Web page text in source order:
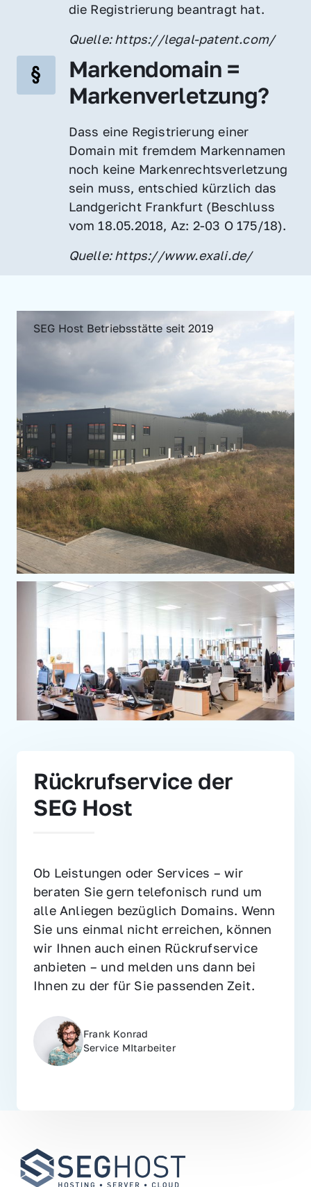
die Registrierung beantragt hat.
Quelle: https://legal-patent.com/
Markendomain =
Markenverletzung?
Dass eine Registrierung einer
Domain mit fremdem Markennamen
noch keine Markenrechtsverletzung
sein muss, entschied kürzlich das
Landgericht Frankfurt (Beschluss
vom 18.05.2018, Az: 2-03 O 175/18).
Quelle: https://www.exali.de/
SEG Host Betriebsstätte seit 2019
Rückrufservice der
SEG Host
Ob Leistungen oder Services – wir
beraten Sie gern telefonisch rund um
alle Anliegen bezüglich Domains. Wenn
Sie uns einmal nicht erreichen, können
wir Ihnen auch einen Rückrufservice
anbieten – und melden uns dann bei
Ihnen zu der für Sie passenden Zeit.
Frank Konrad
Service MItarbeiter